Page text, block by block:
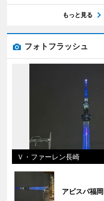
もっと見る
フォトフラッシュ
Ｖ・ファーレン長崎
アビスパ福岡